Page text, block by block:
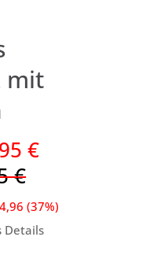
mit
€
€
(37%)
Details